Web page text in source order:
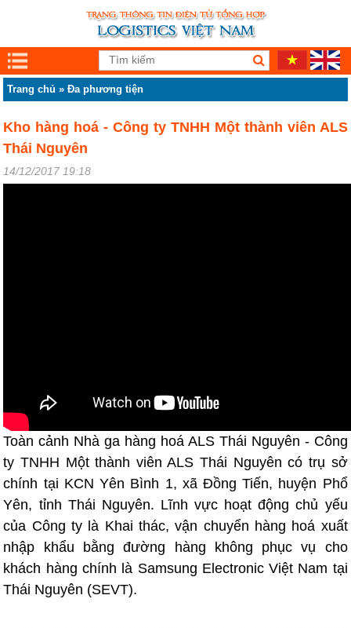
Trang chủ »Đa phương tiện
Kho hàng hoá - Công ty TNHH Một thành viên ALS
Thái Nguyên
14/12/2017 19:18
Toàn cảnh Nhà ga hàng hoá ALS Thái Nguyên - Công
ty TNHH Một thành viên ALS Thái Nguyên có trụ sở
chính tại KCN Yên Bình 1, xã Đồng Tiến, huyện Phổ
Yên, tỉnh Thái Nguyên. Lĩnh vực hoạt động chủ yếu
của Công ty là Khai thác, vận chuyển hàng hoá xuất
nhập khẩu bằng đường hàng không phục vụ cho
khách hàng chính là Samsung Electronic Việt Nam tại
Thái Nguyên (SEVT).